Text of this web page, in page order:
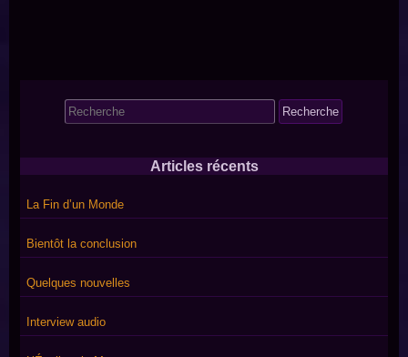
Search
for:
Articles récents
La Fin d’un Monde
Bientôt la conclusion
Quelques nouvelles
Interview audio